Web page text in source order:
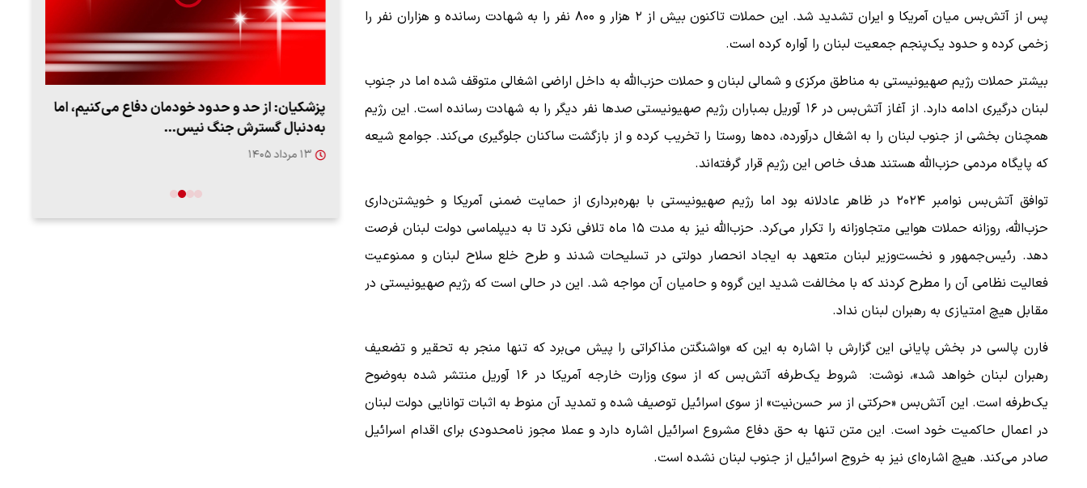
پس از آتش‌بس میان آمریکا و ایران تشدید شد. این حملات تاکنون بیش از ۲ هزار و ۸۰۰ نفر را به شهادت رسانده و هزاران نفر را
زخمی کرده و حدود یک‌پنجم جمعیت لبنان را آواره کرده است.
بیشتر حملات رژیم صهیونیستی به مناطق مرکزی و شمالی لبنان و حملات حزب‌الله به داخل اراضی اشغالی متوقف شده اما در جنوب
لبنان درگیری ادامه دارد. از آغاز آتش‌بس در ۱۶ آوریل بمباران رژیم صهیونیستی صدها نفر دیگر را به شهادت رسانده است. این رژیم
همچنان بخشی از جنوب لبنان را به اشغال درآورده، ده‌ها روستا را تخریب کرده و از بازگشت ساکنان جلوگیری می‌کند. جوامع شیعه
که پایگاه مردمی حزب‌الله هستند هدف خاص این رژیم قرار گرفته‌اند.
توافق آتش‌بس نوامبر ۲۰۲۴ در ظاهر عادلانه بود اما رژیم صهیونیستی با بهره‌برداری از حمایت ضمنی آمریکا و خویشتن‌داری
حزب‌الله، روزانه حملات هوایی متجاوزانه را تکرار می‌کرد. حزب‌الله نیز به مدت ۱۵ ماه تلافی نکرد تا به دیپلماسی دولت لبنان فرصت
دهد. رئیس‌جمهور و نخست‌وزیر لبنان متعهد به ایجاد انحصار دولتی در تسلیحات شدند و طرح خلع سلاح لبنان و ممنوعیت
فعالیت نظامی آن را مطرح کردند که با مخالفت شدید این گروه و حامیان آن مواجه شد. این در حالی است که رژیم صهیونیستی در
مقابل هیچ امتیازی به رهبران لبنان نداد.
فارن پالسی در بخش پایانی این گزارش با اشاره به این که «واشنگتن مذاکراتی را پیش می‌برد که تنها منجر به تحقیر و تضعیف
رهبران لبنان خواهد شد»، نوشت: شروط یک‌طرفه آتش‌بس که از سوی وزارت خارجه آمریکا در ۱۶ آوریل منتشر شده به‌وضوح
یک‌طرفه است. این آتش‌بس «حرکتی از سر حسن‌نیت» از سوی اسرائیل توصیف شده و تمدید آن منوط به اثبات توانایی دولت لبنان
در اعمال حاکمیت خود است. این متن تنها به حق دفاع مشروع اسرائیل اشاره دارد و عملا مجوز نامحدودی برای اقدام اسرائیل
صادر می‌کند. هیچ اشاره‌ای نیز به خروج اسرائیل از جنوب لبنان نشده است.
ببینید| لحظه بمباران خیابان فردوسی در جنگ ۴۰
ببینید| ویدئویی جدید از لحظه زلزله ۷.۱ ریشتری
"کوماموتو" ژاپن ۹ روز…
ببینید| روایت رئیس جمهور از لحظه حمله به بیت
رهبری
پزشکیان: از حد و حدود خودمان دفاع می‌کنیم، اما
به‌دنبال گسترش جنگ نیس…
۱۳ مرداد ۱۴۰۵